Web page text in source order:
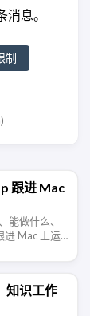
息。
制
)
跟进 Mac
能做什么、
进 Mac 上运
知识工作